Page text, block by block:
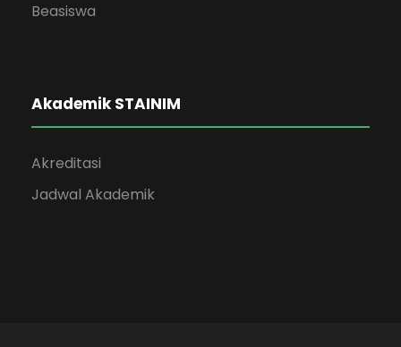
Beasiswa
Akademik STAINIM
Akreditasi
Jadwal Akademik